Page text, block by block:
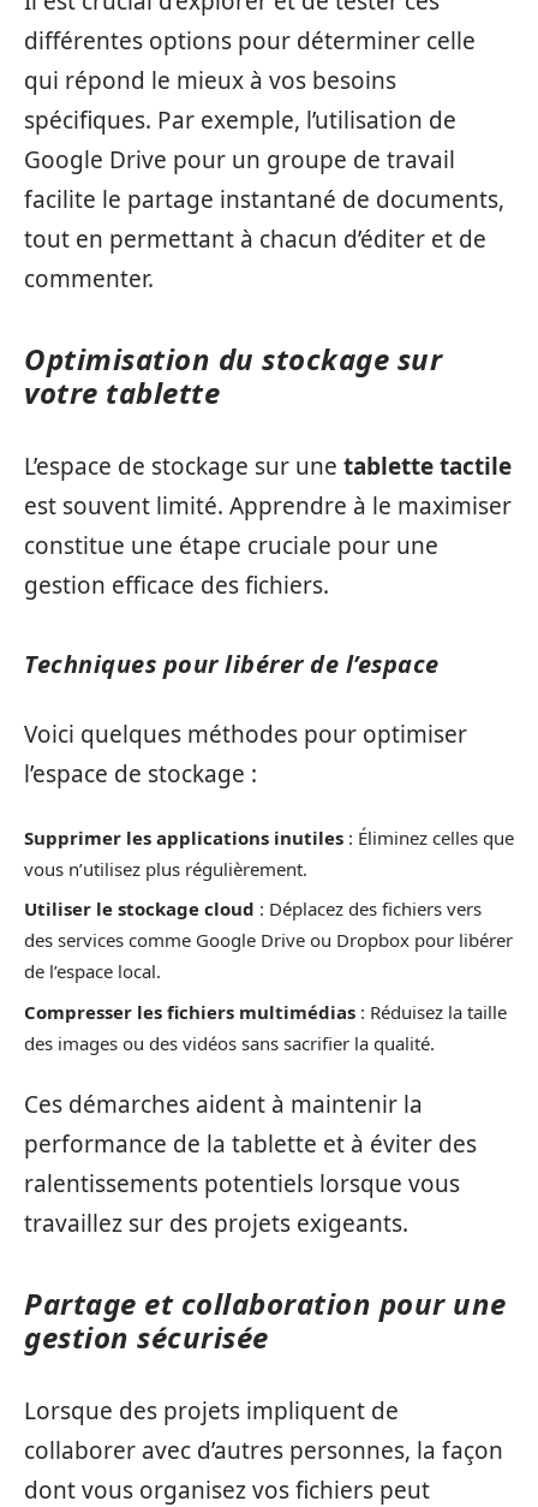
différentes options pour déterminer celle
qui répond le mieux à vos besoins
spécifiques. Par exemple, l’utilisation de
Google Drive pour un groupe de travail
facilite le partage instantané de documents,
tout en permettant à chacun d’éditer et de
commenter.
Optimisation du stockage sur
votre tablette
L’espace de stockage sur une tablette tactile
est souvent limité. Apprendre à le maximiser
constitue une étape cruciale pour une
gestion efficace des fichiers.
Techniques pour libérer de l’espace
Voici quelques méthodes pour optimiser
l’espace de stockage :
Supprimer les applications inutiles : Éliminez celles que
vous n’utilisez plus régulièrement.
Utiliser le stockage cloud : Déplacez des fichiers vers
des services comme Google Drive ou Dropbox pour libérer
de l’espace local.
Compresser les fichiers multimédias : Réduisez la taille
des images ou des vidéos sans sacrifier la qualité.
Ces démarches aident à maintenir la
performance de la tablette et à éviter des
ralentissements potentiels lorsque vous
travaillez sur des projets exigeants.
Partage et collaboration pour une
gestion sécurisée
Lorsque des projets impliquent de
collaborer avec d’autres personnes, la façon
dont vous organisez vos fichiers peut